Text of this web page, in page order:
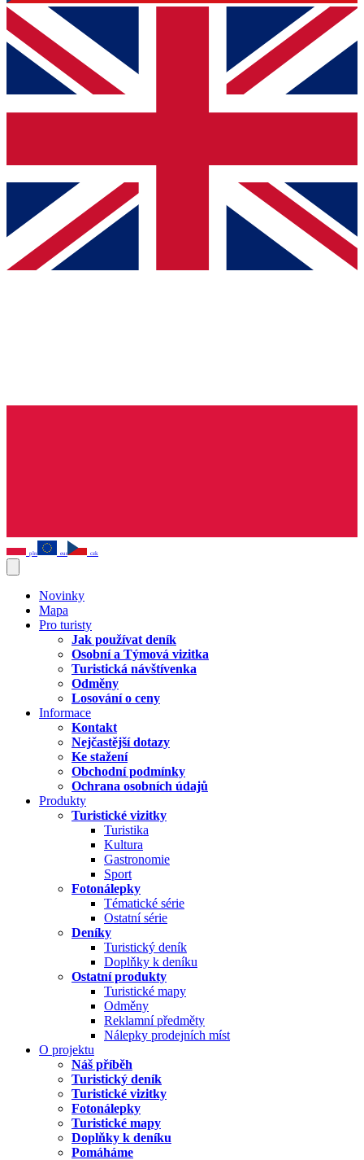
pln eur czk
Novinky
Mapa
Pro turisty
Jak používat deník
Osobní a Týmová vizitka
Turistická návštívenka
Odměny
Losování o ceny
Informace
Kontakt
Nejčastější dotazy
Ke stažení
Obchodní podmínky
Ochrana osobních údajů
Produkty
Turistické vizitky
Turistika
Kultura
Gastronomie
Sport
Fotonálepky
Tématické série
Ostatní série
Deníky
Turistický deník
Doplňky k deníku
Ostatní produkty
Turistické mapy
Odměny
Reklamní předměty
Nálepky prodejních míst
O projektu
Náš příběh
Turistický deník
Turistické vizitky
Fotonálepky
Turistické mapy
Doplňky k deníku
Pomáháme